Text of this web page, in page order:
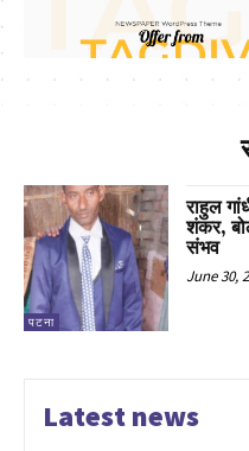
पटना
राहुल
शंकर,
संभव
June 30,
Latest news